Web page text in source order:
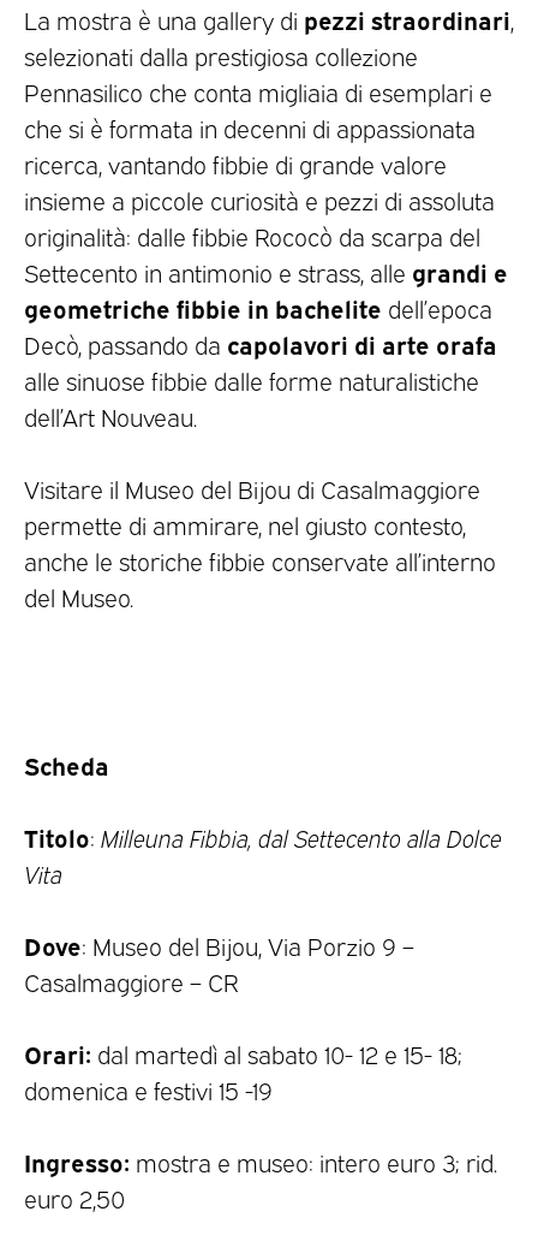
La mostra è una gallery di pezzi straordinari,
selezionati dalla prestigiosa collezione
Pennasilico che conta migliaia di esemplari e
che si è formata in decenni di appassionata
ricerca, vantando fibbie di grande valore
insieme a piccole curiosità e pezzi di assoluta
originalità: dalle fibbie Rococò da scarpa del
Settecento in antimonio e strass, alle grandi e
geometriche fibbie in bachelite dell’epoca
Decò, passando da capolavori di arte orafa
alle sinuose fibbie dalle forme naturalistiche
dell’Art Nouveau.
Visitare il Museo del Bijou di Casalmaggiore
permette di ammirare, nel giusto contesto,
anche le storiche fibbie conservate all’interno
del Museo.
Scheda
Titolo: Milleuna Fibbia, dal Settecento alla Dolce
Vita
Dove: Museo del Bijou, Via Porzio 9 –
Casalmaggiore – CR
Orari: dal martedì al sabato 10- 12 e 15- 18;
domenica e festivi 15 -19
Ingresso: mostra e museo: intero euro 3; rid.
euro 2,50